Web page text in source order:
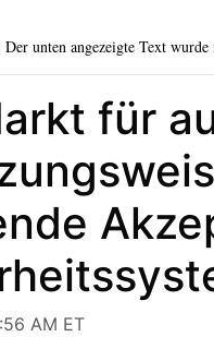
Der unten angezeigte Text
für
AM ET